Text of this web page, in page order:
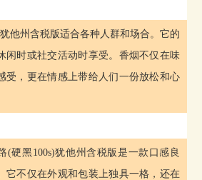
他州含税版适合各种人群和场合。它的
闲时或社交活动时享受。香烟不仅在味
受，更在情感上带给人们一份放松和心
(硬黑100s)犹他州含税版是一款口感良
它不仅在外观和包装上独具一格，还在